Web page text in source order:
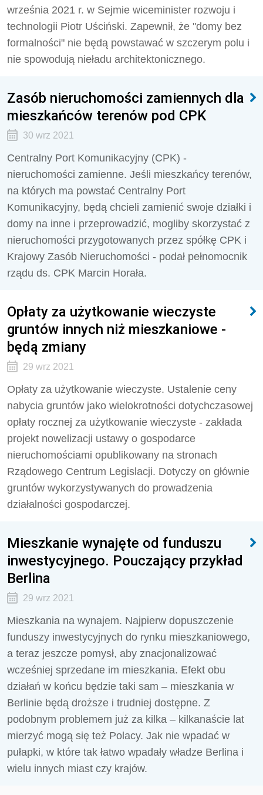
września 2021 r. w Sejmie wiceminister rozwoju i
technologii Piotr Uściński. Zapewnił, że "domy bez
formalności" nie będą powstawać w szczerym polu i
nie spowodują nieładu architektonicznego.
Zasób nieruchomości zamiennych dla
mieszkańców terenów pod CPK
30 wrz 2021
Centralny Port Komunikacyjny (CPK) -
nieruchomości zamienne. Jeśli mieszkańcy terenów,
na których ma powstać Centralny Port
Komunikacyjny, będą chcieli zamienić swoje działki i
domy na inne i przeprowadzić, mogliby skorzystać z
nieruchomości przygotowanych przez spółkę CPK i
Krajowy Zasób Nieruchomości - podał pełnomocnik
rządu ds. CPK Marcin Horała.
Opłaty za użytkowanie wieczyste
gruntów innych niż mieszkaniowe -
będą zmiany
29 wrz 2021
Opłaty za użytkowanie wieczyste. Ustalenie ceny
nabycia gruntów jako wielokrotności dotychczasowej
opłaty rocznej za użytkowanie wieczyste - zakłada
projekt nowelizacji ustawy o gospodarce
nieruchomościami opublikowany na stronach
Rządowego Centrum Legislacji. Dotyczy on głównie
gruntów wykorzystywanych do prowadzenia
działalności gospodarczej.
Mieszkanie wynajęte od funduszu
inwestycyjnego. Pouczający przykład
Berlina
29 wrz 2021
Mieszkania na wynajem. Najpierw dopuszczenie
funduszy inwestycyjnych do rynku mieszkaniowego,
a teraz jeszcze pomysł, aby znacjonalizować
wcześniej sprzedane im mieszkania. Efekt obu
działań w końcu będzie taki sam – mieszkania w
Berlinie będą droższe i trudniej dostępne. Z
podobnym problemem już za kilka – kilkanaście lat
mierzyć mogą się też Polacy. Jak nie wpadać w
pułapki, w które tak łatwo wpadały władze Berlina i
wielu innych miast czy krajów.